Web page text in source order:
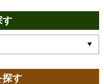
す
探す